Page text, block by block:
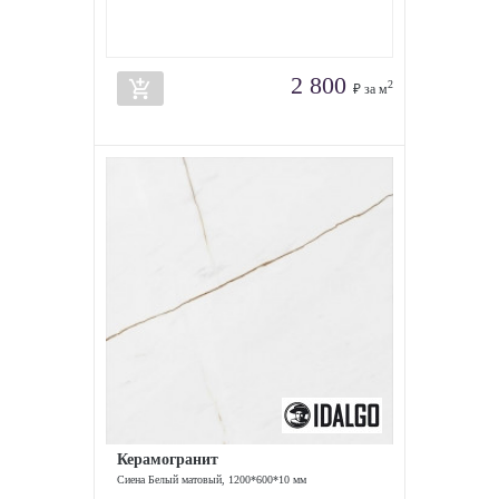
add_shopping_cart 2 800 ₽ за м2
Керамогранит
Сиена Белый матовый, 1200*600*10 мм